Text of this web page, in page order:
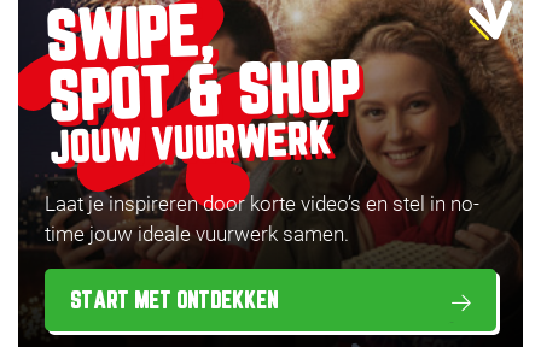
SWIPE,
SPOT & SHOP
JOUW VUURWERK
Laat je inspireren door korte video’s en stel in no-
time jouw ideale vuurwerk samen.
START MET ONTDEKKEN